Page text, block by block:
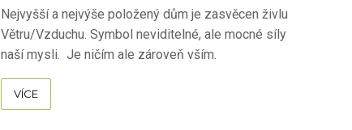
Nejvyšší a nejvýše položený dům je zasvěcen živlu
Větru/Vzduchu. Symbol neviditelné, ale mocné síly
naší mysli. Je ničím ale zároveň vším.
VÍCE